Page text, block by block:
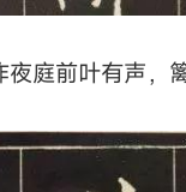
夜庭前叶有声，